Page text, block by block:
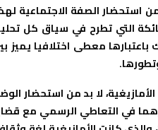
استحضار الصفة الاجتماعية
التي تطرح في سياق كل
معطى اختلافيا يميز
لا بد من استحضار
في التعاطي الرسمي مع